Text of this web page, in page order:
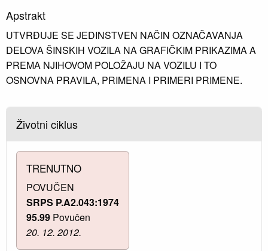
Apstrakt
UTVRĐUJE SE JEDINSTVEN NAČIN OZNAČAVANJA
DELOVA ŠINSKIH VOZILA NA GRAFIČKIM PRIKAZIMA A
PREMA NJIHOVOM POLOŽAJU NA VOZILU I TO
OSNOVNA PRAVILA, PRIMENA I PRIMERI PRIMENE.
Životni ciklus
TRENUTNO
POVUČEN
SRPS P.A2.043:1974
95.99 Povučen
20. 12. 2012.